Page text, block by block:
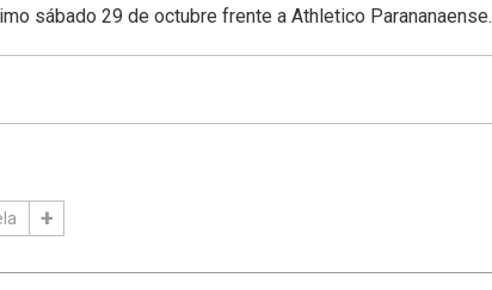
sábado 29 de octubre frente a Athletico Parananaense.